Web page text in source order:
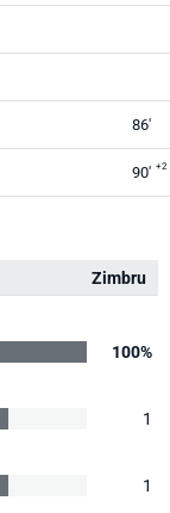
86'
90' +2
Zimbru
100%
1
1